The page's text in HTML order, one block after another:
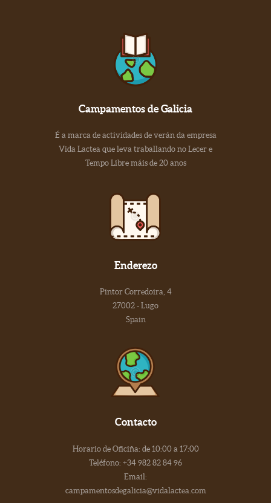
Campamentos de Galicia
É a marca de actividades de verán da empresa
Vida Lactea que leva traballando no Lecer e
Tempo Libre máis de 20 anos
Enderezo
Pintor Corredoira, 4
27002 - Lugo
Spain
Contacto
Horario de Oficiña: de 10:00 a 17:00
Teléfono: +34 982 82 84 96
Email:
campamentosdegalicia@vidalactea.com